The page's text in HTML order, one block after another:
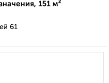
151 м²
61